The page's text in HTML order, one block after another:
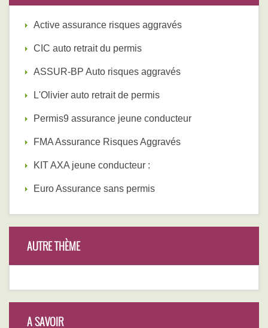
Active assurance risques aggravés
CIC auto retrait du permis
ASSUR-BP Auto risques aggravés
L'Olivier auto retrait de permis
Permis9 assurance jeune conducteur
FMA Assurance Risques Aggravés
KIT AXA jeune conducteur :
Euro Assurance sans permis
AUTRE THÈME
A SAVOIR